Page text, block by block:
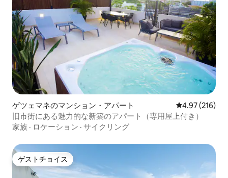
ゲツェマネのマンション・アパート レビュー216
4.97 (216)
旧市街にある魅力的な新築のアパート（専用屋上付き）
家族 · ロケーション · サイクリング
ゲストチョイス
ゲストチョイス